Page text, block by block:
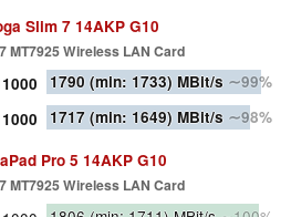
Slim 7 14AKP G10
MT7925 Wireless LAN Card
1790 (min: 1733) MBit/s ∼99%
1717 (min: 1649) MBit/s ∼98%
Pro 5 14AKP G10
MT7925 Wireless LAN Card